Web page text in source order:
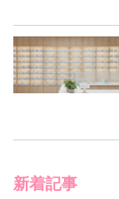
新着記事